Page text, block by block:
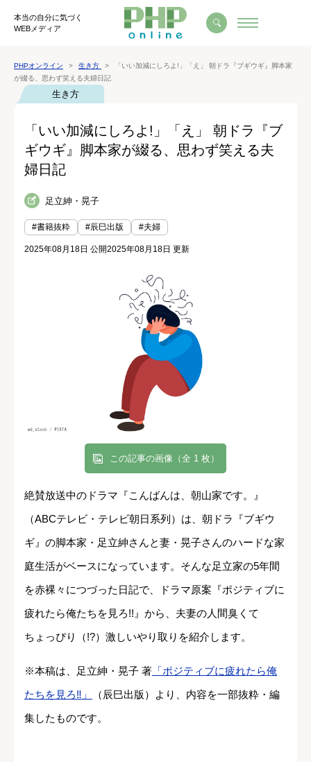
本当の自分に気づく
WEBメディア
PHPオンライン 生き方
「いい加減にしろよ!」「え」 朝ドラ『ブギウギ』脚本家
が綴る、思わず笑える夫婦日記
生き方
「いい加減にしろよ!」「え」 朝ドラ『ブ
ギウギ』脚本家が綴る、思わず笑える夫
婦日記
足立紳・晃子
#書籍抜粋 #辰巳出版 #夫婦
2025年08月18日 公開2025年08月18日 更新
この記事の画像（全 1 枚）
絶賛放送中のドラマ『こんばんは、朝山家です。』
（ABCテレビ・テレビ朝日系列）は、朝ドラ『ブギウ
ギ』の脚本家・足立紳さんと妻・晃子さんのハードな家
庭生活がベースになっています。そんな足立家の5年間
を赤裸々につづった日記で、ドラマ原案『ポジティブに
疲れたら俺たちを見ろ!!』から、夫妻の人間臭くて
ちょっぴり（!?）激しいやり取りを紹介します。
※本稿は、足立紳・晃子 著 「ポジティブに疲れたら俺
たちを見ろ‼」
（辰巳出版）より、内容を一部抜粋・編
集したものです。